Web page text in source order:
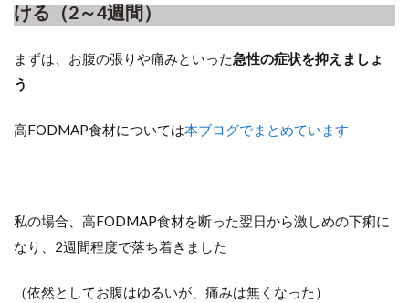
ける（2～4週間）
まずは、お腹の張りや痛みといった急性の症状を抑えましょ
う
高FODMAP食材については本ブログでまとめています
私の場合、高FODMAP食材を断った翌日から激しめの下痢に
なり、2週間程度で落ち着きました
（依然としてお腹はゆるいが、痛みは無くなった）